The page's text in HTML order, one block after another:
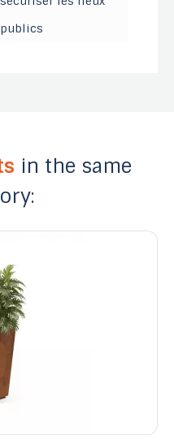
publics
in the same